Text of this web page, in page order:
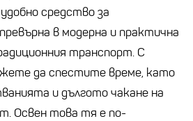
средство за
в модерна и практична
транспорт. С
да спестите време, като
и дългото чакане на
Освен това тя е по-